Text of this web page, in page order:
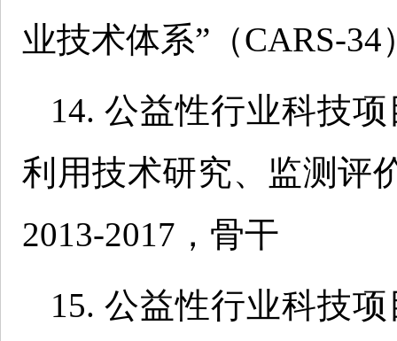
业技术体系”（CARS-
14. 公益性行业科技
利用技术研究、监测评
2013-2017，骨干
15. 公益性行业科技